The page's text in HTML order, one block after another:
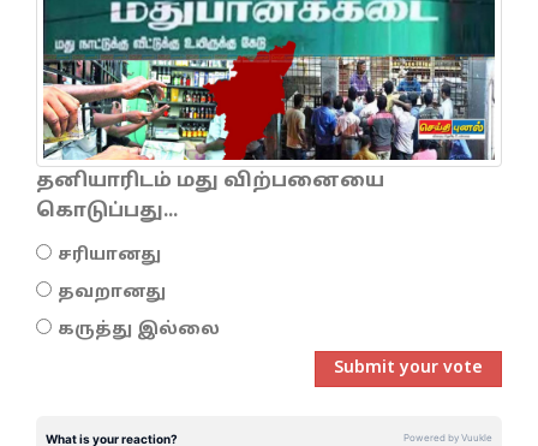
தனியாரிடம் மது விற்பனையை
கொடுப்பது...
சரியானது
தவறானது
கருத்து இல்லை
Submit your vote